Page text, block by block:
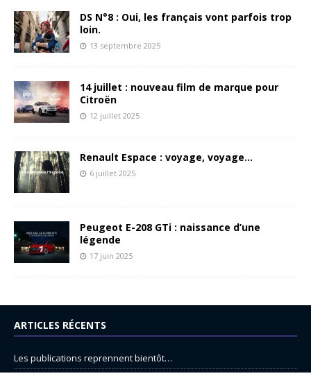
DS N°8 : Oui, les français vont parfois trop
loin.
13 septembre 2025
14 juillet : nouveau film de marque pour
Citroën
12 juillet 2025
Renault Espace : voyage, voyage…
6 juillet 2025
Peugeot E-208 GTi : naissance d’une
légende
17 juin 2025
ARTICLES RÉCENTS
Les publications reprennent bientôt…